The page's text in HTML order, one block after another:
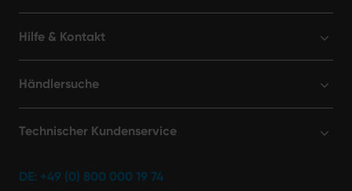
Hilfe & Kontakt
Händlersuche
Technischer Kundenservice
DE: +49 (0) 800 000 19 74